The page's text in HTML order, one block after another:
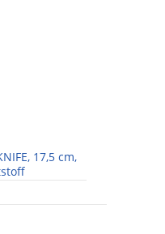
17,5 cm,